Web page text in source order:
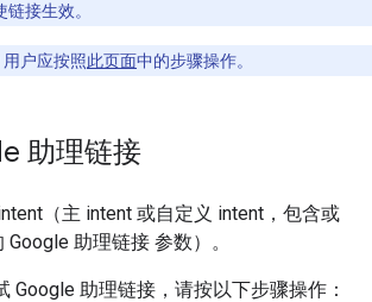
接生效。
用户应按照此页面中的步骤操作。
助理链接
（主 intent 或自定义 intent，包含或
助理链接 参数）。
Google 助理链接，请按以下步骤操作：